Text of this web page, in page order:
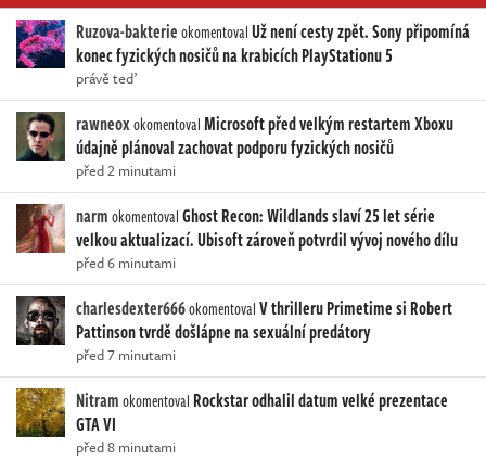
Ruzova-bakterieokomentovalUž není cesty zpět. Sony připomíná
konec fyzických nosičů na krabicích PlayStationu 5
právě teď
rawneoxokomentovalMicrosoft před velkým restartem Xboxu
údajně plánoval zachovat podporu fyzických nosičů
před 2 minutami
narmokomentovalGhost Recon: Wildlands slaví 25 let série
velkou aktualizací. Ubisoft zároveň potvrdil vývoj nového dílu
před 6 minutami
charlesdexter666okomentovalV thrilleru Primetime si Robert
Pattinson tvrdě došlápne na sexuální predátory
před 7 minutami
Nitramokomentoval Rockstar odhalil datum velké prezentace
GTA VI
před 8 minutami